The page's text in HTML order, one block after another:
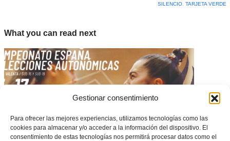
Gestionar consentimiento
Para ofrecer las mejores experiencias, utilizamos tecnologías como las
cookies para almacenar y/o acceder a la información del dispositivo. El
consentimiento de estas tecnologías nos permitirá procesar datos como el
SILENCIO, TARJETA VERDE
What you can read next